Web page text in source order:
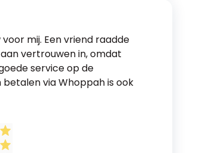
mij. Een vriend raadde
vertrouwen in, omdat
service op de
via Whoppah is ook